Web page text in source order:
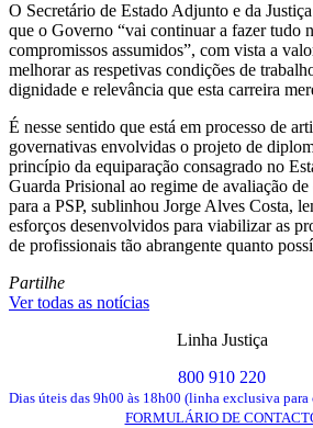
O Secretário de Estado Adjunto e da
que o Governo “vai continuar a fazer tudo
compromissos assumidos”, com vista a
melhorar as respetivas condições de
dignidade e relevância que esta carreira
É nesse sentido que está em processo de
governativas envolvidas o projeto de
princípio da equiparação consagrado no
Guarda Prisional ao regime de avaliação
para a PSP, sublinhou Jorge Alves Costa,
esforços desenvolvidos para viabilizar as
de profissionais tão abrangente quanto
Partilhe
Ver todas as notícias
Linha Justiça
800 910 220
Dias úteis das 9h00 às 18h00 (linha exclusiva para
FORMULÁRIO DE